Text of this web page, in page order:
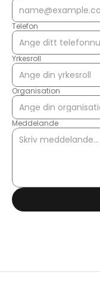
Telefon
Yrkesroll
Organisation
Meddelande